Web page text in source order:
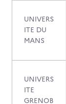
UNIVERS
ITE DU
MANS
UNIVERS
ITE
GRENOB